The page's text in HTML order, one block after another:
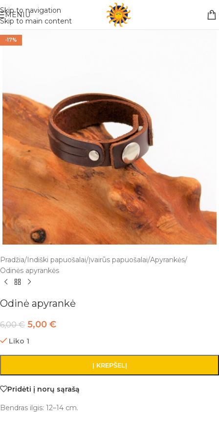
Skip to navigation
Skip to main content
Nemokamas pristatymas į paštomatą apsiperkant už 30€!!
MENIU
-17%
Pradžia/Indiški papuošalai/Įvairūs papuošalai/Apyrankės/
Odinės apyrankės
Odinė apyrankė
6,00€ 5,00 €
Liko 1
Į KREPŠELĮ
Pridėti į norų sąrašą
Bendras ilgis: 12–14 cm.